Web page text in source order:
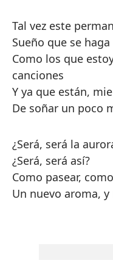
Tal vez este
Sueño que se
Como los que
canciones
Y ya que están,
De soñar un poco
¿Será, será la
¿Será, será así?
Como pasear,
Un nuevo aroma, y